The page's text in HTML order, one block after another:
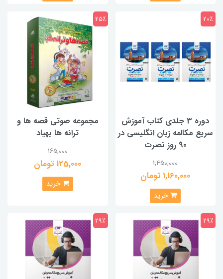
دوره 3 جلدی کتاب آموزش
سریع مکالمه زبان انگلیسی در
90 روز نصرت
1,450,000
1,160,000 تومان
20٪
خرید
مجموعه صوتی قصه ها و
ترانه ها بهیاد
165,000
125,000 تومان
25٪
خرید
29٪ 29٪